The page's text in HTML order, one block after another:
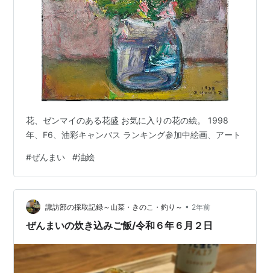
花、ゼンマイのある花盛 お気に入りの花の絵。 1998
年、F6、油彩キャンバス ランキング参加中絵画、アート
#ぜんまい #油絵
諏訪部の採取記録～山菜・きのこ・釣り～ • 2年前
ぜんまいの炊き込みご飯/令和６年６月２日